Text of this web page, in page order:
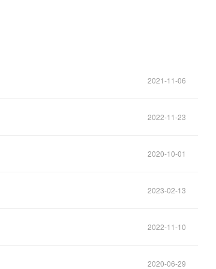
2021-11-06
2022-11-23
2020-10-01
2023-02-13
2022-11-10
2020-06-29